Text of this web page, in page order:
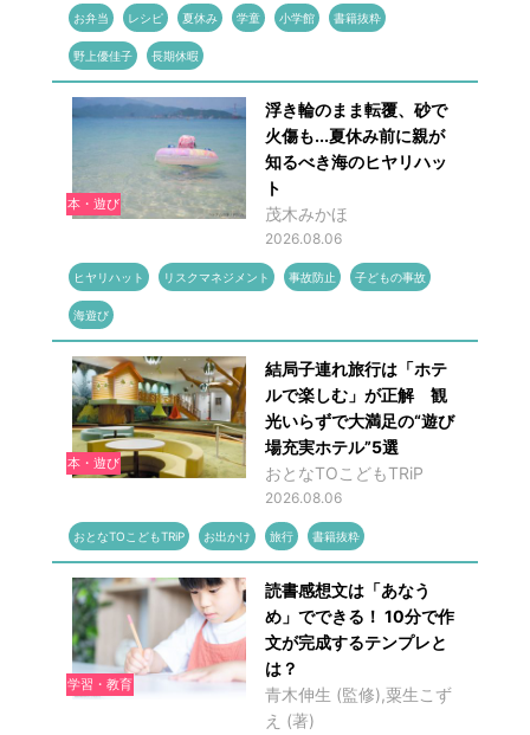
お弁当 レシピ 夏休み 学童 小学館 書籍抜粋
野上優佳子 長期休暇
本・遊び
浮き輪のまま転覆、砂で
火傷も...夏休み前に親が
知るべき海のヒヤリハッ
ト
茂木みかほ
2026.08.06
ヒヤリハット リスクマネジメント 事故防止 子どもの事故
海遊び
本・遊び
結局子連れ旅行は「ホテ
ルで楽しむ」が正解 観
光いらずで大満足の“遊び
場充実ホテル”5選
おとなTOこどもTRiP
2026.08.06
おとなTOこどもTRiP お出かけ 旅行 書籍抜粋
学習・教育
読書感想文は「あなう
め」でできる！ 10分で作
文が完成するテンプレと
は？
青木伸生 (監修),粟生こず
え (著)